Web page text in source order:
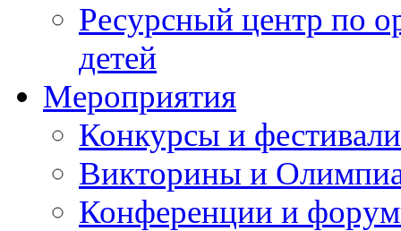
Ресурсный центр по
детей
Мероприятия
Конкурсы и фестивали
Викторины и
Конференции и